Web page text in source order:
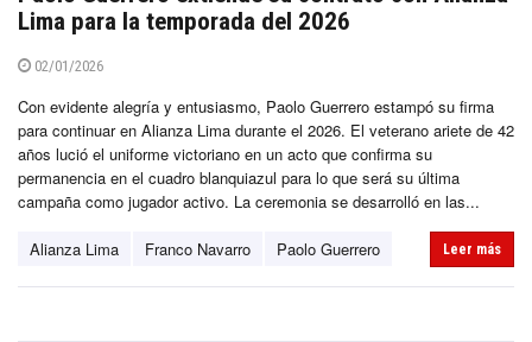
Lima para la temporada del 2026
02/01/2026
Con evidente alegría y entusiasmo, Paolo Guerrero estampó su firma
para continuar en Alianza Lima durante el 2026. El veterano ariete de 42
años lució el uniforme victoriano en un acto que confirma su
permanencia en el cuadro blanquiazul para lo que será su última
campaña como jugador activo. La ceremonia se desarrolló en las...
Alianza Lima Franco Navarro Paolo Guerrero Leer más